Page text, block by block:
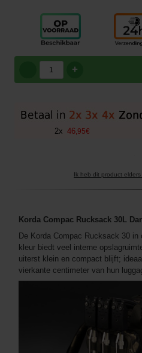
+
2x 46 95€
Ik heb dit product
Korda Compac Rucksack 30L
De Korda Compac Rucksack 30
kleur biedt veel interne
uiterst klein en compact blijft;
vierkante centimeter van hun